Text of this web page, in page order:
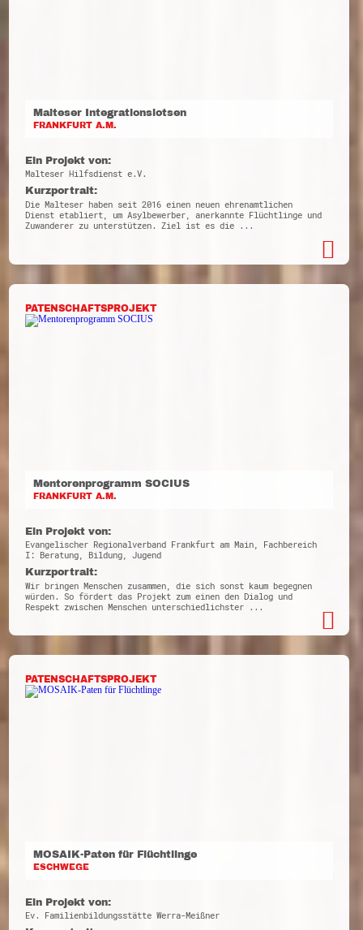
Malteser Integrationslotsen
FRANKFURT A.M.
Ein Projekt von:
Malteser Hilfsdienst e.V.
Kurzportrait:
Die Malteser haben seit 2016 einen neuen ehrenamtlichen
Dienst etabliert, um Asylbewerber, anerkannte Flüchtlinge und
Zuwanderer zu unterstützen. Ziel ist es die ...
PATENSCHAFTSPROJEKT
Mentorenprogramm SOCIUS
FRANKFURT A.M.
Ein Projekt von:
Evangelischer Regionalverband Frankfurt am Main, Fachbereich
I: Beratung, Bildung, Jugend
Kurzportrait:
Wir bringen Menschen zusammen, die sich sonst kaum begegnen
würden. So fördert das Projekt zum einen den Dialog und
Respekt zwischen Menschen unterschiedlichster ...
PATENSCHAFTSPROJEKT
MOSAIK-Paten für Flüchtlinge
ESCHWEGE
Ein Projekt von:
Ev. Familienbildungsstätte Werra-Meißner